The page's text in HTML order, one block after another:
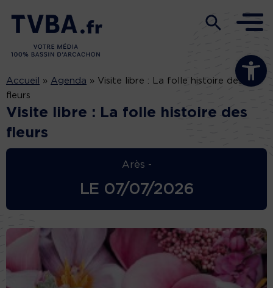
Ouvrir la
Accueil » Agenda » Visite libre : La folle histoire des
fleurs
Visite libre : La folle histoire des
fleurs
Arès -
LE 07/07/2026